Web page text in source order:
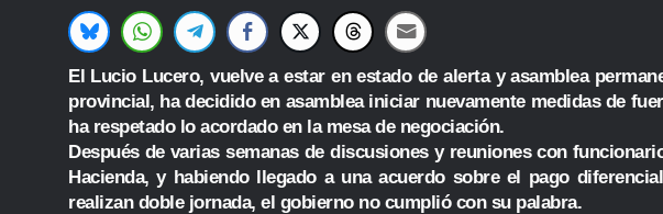
El Lucio Lucero, vuelve a estar en estado de alerta y asamblea
provincial, ha decidido en asamblea iniciar nuevamente medidas de
ha respetado lo acordado en la mesa de negociación.
Después de varias semanas de discusiones y reuniones con
Hacienda, y habiendo llegado a una acuerdo sobre el pago
realizan doble jornada, el gobierno no cumplió con su palabra.